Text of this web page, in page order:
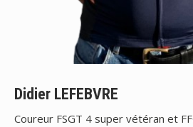
Didier LEFEBVRE
Coureur FSGT 4 super vétéran et